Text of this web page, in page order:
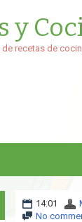
y
de recetas de
14:01
No